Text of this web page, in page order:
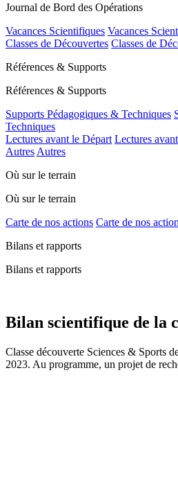
Journal de Bord des Opérations
Vacances Scientifiques Vacances
Classes de Découvertes Classes de
Références & Supports
Références & Supports
Supports Pédagogiques & Techniques
Techniques
Lectures avant le Départ Lectures
Autres Autres
Où sur le terrain
Où sur le terrain
Carte de nos actions Carte de nos
Bilans et rapports
Bilans et rapports
Bilan scientifique de la
Classe découverte Sciences & Sports
2023. Au programme, un projet de